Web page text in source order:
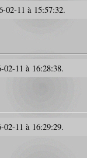
02-11 à 15:57:32.
11 à 16:28:38.
11 à 16:29:29.